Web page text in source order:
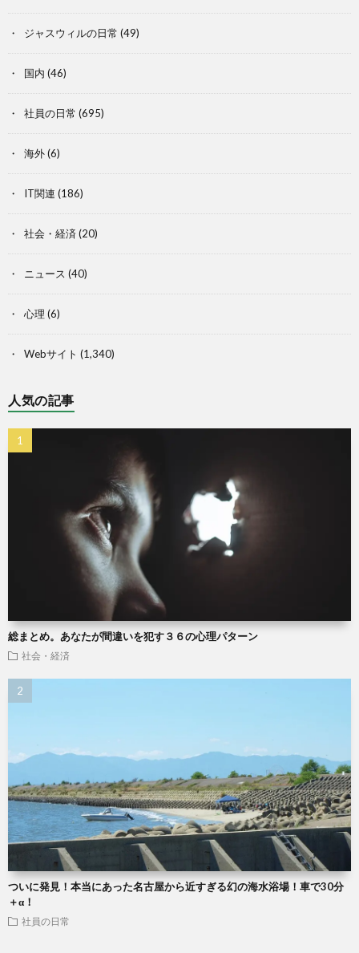
ジャスウィルの日常 (49)
国内 (46)
社員の日常 (695)
海外(6)
IT関連 (186)
社会・経済 (20)
ニュース (40)
心理 (6)
Webサイト (1,340)
人気の記事
総まとめ。あなたが間違いを犯す３６の心理パターン
社会・経済
ついに発見！本当にあった名古屋から近すぎる幻の海水浴場！車で30分
＋α！
社員の日常